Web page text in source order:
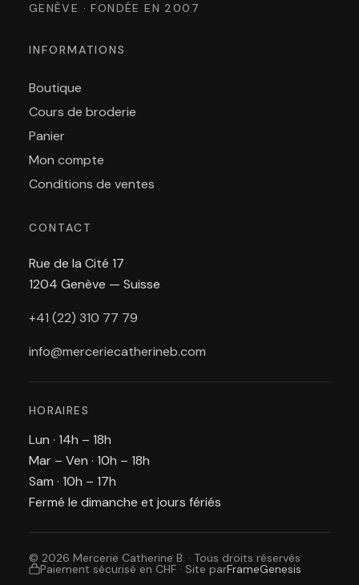
GENÈVE · FONDÉE EN 2007
INFORMATIONS
Boutique
Cours de broderie
Panier
Mon compte
Conditions de ventes
CONTACT
Rue de la Cité 17
1204 Genève — Suisse
+41 (22) 310 77 79
info@merceriecatherineb.com
HORAIRES
Lun · 14h – 18h
Mar – Ven · 10h – 18h
Sam · 10h – 17h
Fermé le dimanche et jours fériés
© 2026 Mercerie Catherine B. · Tous droits réservés
Paiement sécurisé en CHF · Site parFrameGenesis